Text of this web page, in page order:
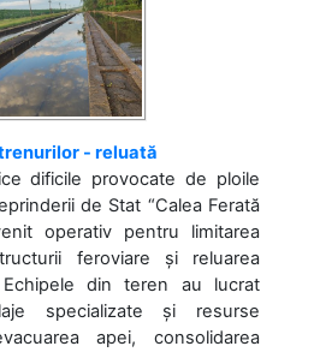
- reluată
dificile provocate de ploile
de Stat “Calea Ferată
operativ pentru limitarea
feroviare și reluarea
din teren au lucrat
specializate și resurse
apei, consolidarea